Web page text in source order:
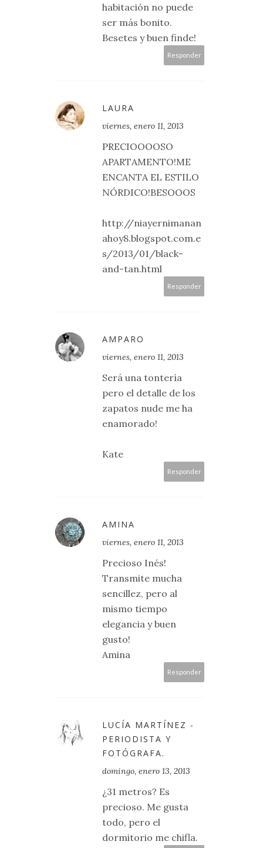
habitación no puede
ser más bonito.
Besetes y buen finde!
Responder
LAURA
viernes, enero 11, 2013
PRECIOOOOSO
APARTAMENTO!ME
ENCANTA EL ESTILO
NÓRDICO!BESOOOS
http://niayernimanan
ahoy8.blogspot.com.e
s/2013/01/black-
and-tan.html
Responder
AMPARO
viernes, enero 11, 2013
Será una tontería
pero el detalle de los
zapatos nude me ha
enamorado!
Kate
Responder
AMINA
viernes, enero 11, 2013
Precioso Inés!
Transmite mucha
sencillez, pero al
mismo tiempo
elegancia y buen
gusto!
Amina
Responder
LUCÍA MARTÍNEZ -
PERIODISTA Y
FOTÓGRAFA.
domingo, enero 13, 2013
¿31 metros? Es
precioso. Me gusta
todo, pero el
dormitorio me chifla.